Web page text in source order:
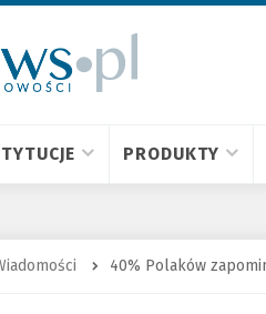
PRODUKTY
40% Polaków